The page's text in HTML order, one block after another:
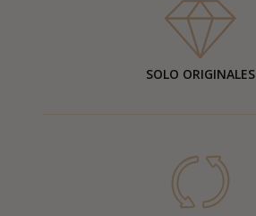
SOLO ORIGINALES